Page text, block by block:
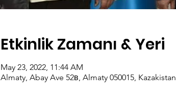
Etkinlik Zamanı & Yeri
May 23, 2022, 11:44 AM
Almaty, Abay Ave 52в, Almaty 050015, Kazakistan